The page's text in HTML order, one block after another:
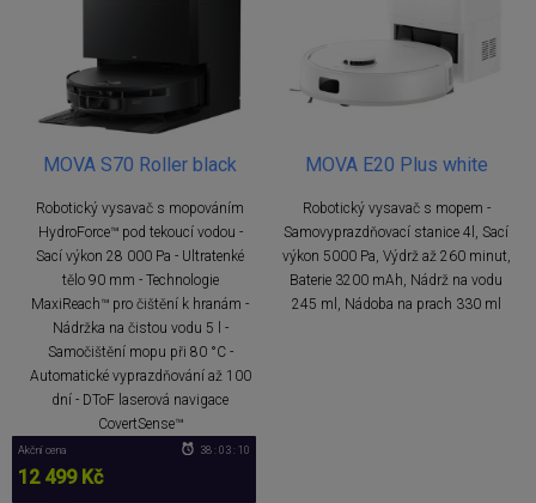
MOVA S70 Roller black
Robotický vysavač s mopováním
HydroForce™ pod tekoucí vodou -
Sací výkon 28 000 Pa - Ultratenké
tělo 90 mm - Technologie
MaxiReach™ pro čištění k hranám -
Nádržka na čistou vodu 5 l -
Samočištění mopu při 80 °C -
Automatické vyprazdňování až 100
dní - DToF laserová navigace
CovertSense™
Akční cena
12 499 Kč
38 : 03 : 09
MOVA E20 Plus white
Robotický vysavač s mopem -
Samovyprazdňovací stanice 4l, Sací
výkon 5000 Pa, Výdrž až 260 minut,
Baterie 3200 mAh, Nádrž na vodu
245 ml, Nádoba na prach 330 ml